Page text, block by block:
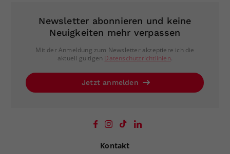
Newsletter abonnieren und keine
Neuigkeiten mehr verpassen
Mit der Anmeldung zum Newsletter akzeptiere ich die
aktuell gültigen Datenschutzrichtlinien.
Jetzt anmelden
Kontakt